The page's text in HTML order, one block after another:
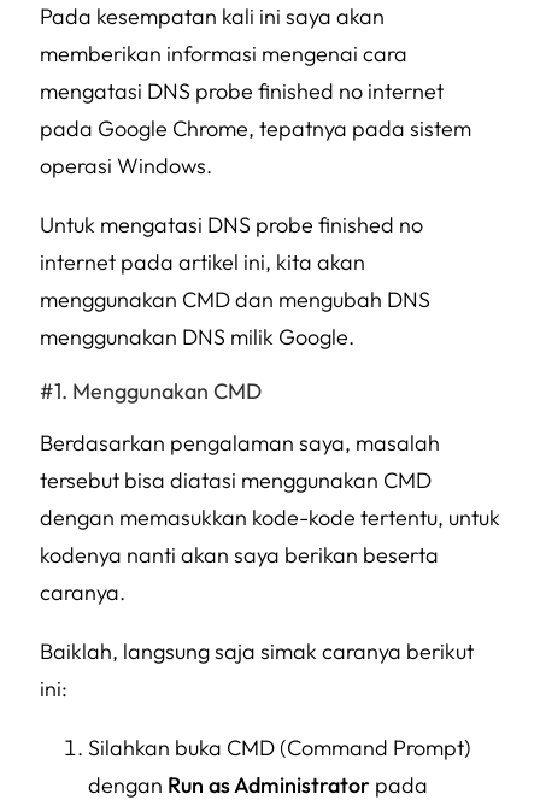
Pada kesempatan kali ini saya akan
memberikan informasi mengenai cara
mengatasi DNS probe finished no internet
pada Google Chrome, tepatnya pada sistem
operasi Windows.
Untuk mengatasi DNS probe finished no
internet pada artikel ini, kita akan
menggunakan CMD dan mengubah DNS
menggunakan DNS milik Google.
Menggunakan CMD
Berdasarkan pengalaman saya, masalah
tersebut bisa diatasi menggunakan CMD
dengan memasukkan kode-kode tertentu, untuk
kodenya nanti akan saya berikan beserta
caranya.
Baiklah, langsung saja simak caranya berikut
ini:
Silahkan buka CMD (Command Prompt)
dengan Run as Administrator pada